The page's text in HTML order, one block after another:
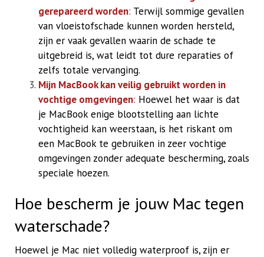
gerepareerd worden: Terwijl sommige gevallen
van vloeistofschade kunnen worden hersteld,
zijn er vaak gevallen waarin de schade te
uitgebreid is, wat leidt tot dure reparaties of
zelfs totale vervanging.
Mijn MacBook kan veilig gebruikt worden in
vochtige omgevingen: Hoewel het waar is dat
je MacBook enige blootstelling aan lichte
vochtigheid kan weerstaan, is het riskant om
een MacBook te gebruiken in zeer vochtige
omgevingen zonder adequate bescherming, zoals
speciale hoezen.
Hoe bescherm je jouw Mac tegen
waterschade?
Hoewel je Mac niet volledig waterproof is, zijn er